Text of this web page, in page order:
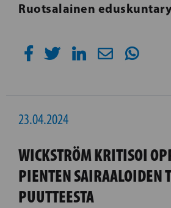
Ruotsalainen
23.04.2024
WICKSTRÖM KRITISOI
PIENTEN SAIRAALOIDEN
PUUTTEESTA